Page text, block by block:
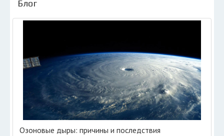
Блог
Озоновые дыры: причины и последствия